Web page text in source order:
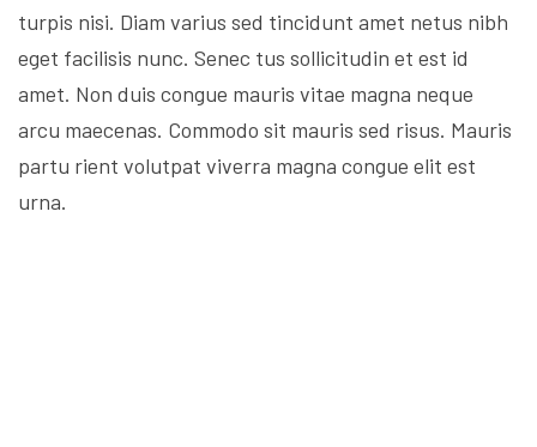
turpis nisi. Diam varius sed tincidunt amet netus nibh
eget facilisis nunc. Senec tus sollicitudin et est id
amet. Non duis congue mauris vitae magna neque
arcu maecenas. Commodo sit mauris sed risus. Mauris
partu rient volutpat viverra magna congue elit est
urna.